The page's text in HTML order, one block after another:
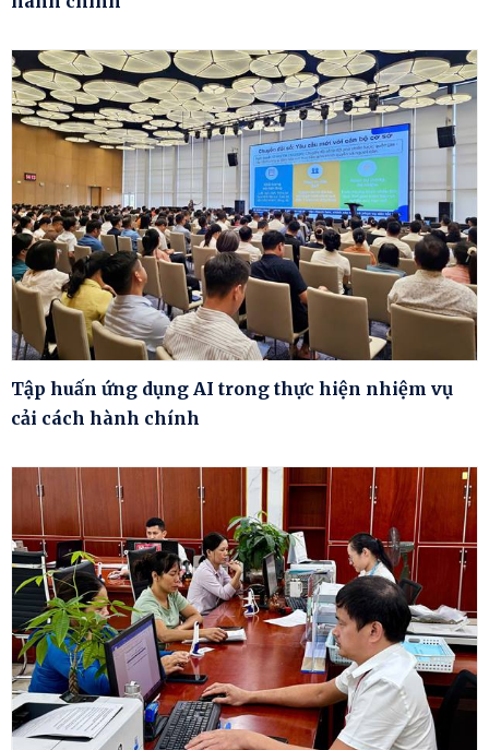
Tập huấn ứng dụng AI trong thực hiện nhiệm vụ
cải cách hành chính